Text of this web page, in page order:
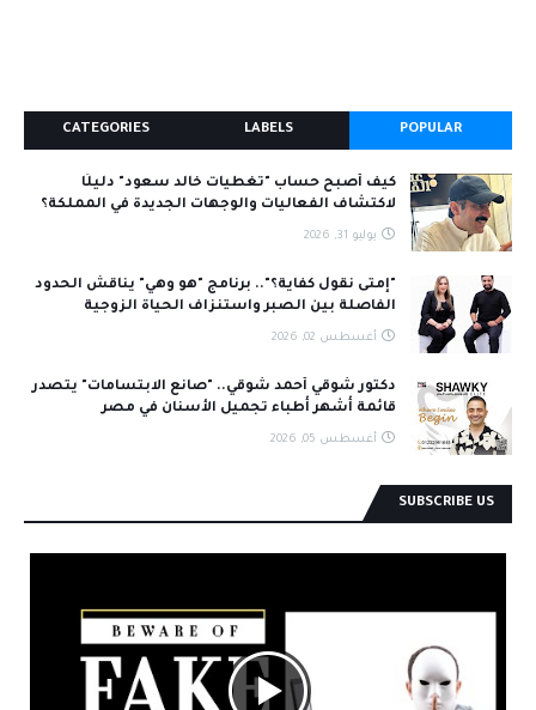
POPULAR
LABELS
CATEGORIES
كيف أصبح حساب "تغطيات خالد سعود" دليلًا
لاكتشاف الفعاليات والوجهات الجديدة في المملكة؟
يوليو 31, 2026
"إمتى نقول كفاية؟".. برنامج "هو وهي" يناقش الحدود
الفاصلة بين الصبر واستنزاف الحياة الزوجية
أغسطس 02, 2026
دكتور شوقي أحمد شوقي.. "صانع الابتسامات" يتصدر
قائمة أشهر أطباء تجميل الأسنان في مصر
أغسطس 05, 2026
SUBSCRIBE US